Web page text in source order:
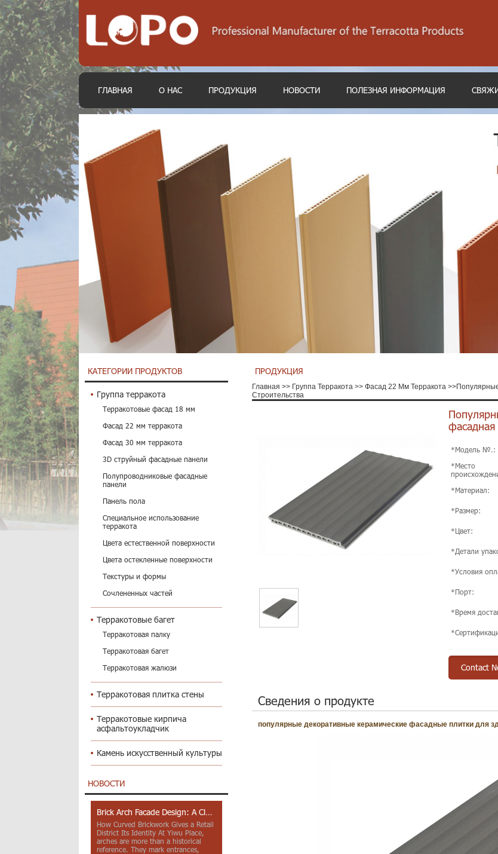
ГЛАВНАЯ О НАС ПРОДУКЦИЯ НОВОСТИ ПОЛЕЗНАЯ ИНФОРМАЦИЯ
КАТЕГОРИИ ПРОДУКТОВ
Группа терракота
Терракотовые фасад 18 мм
Фасад 22 мм терракота
Фасад 30 мм терракота
3D струйный фасадные панели
Полупроводниковые фасадные
панели
Панель пола
Специальное использование
терракота
Цвета естественной поверхности
Цвета остекленные поверхности
Текстуры и формы
Сочлененных частей
Терракотовые багет
Терракотовая палку
Терракотовая багет
Терракотовая жалюзи
Терракотовая плитка стены
Терракотовые кирпича
асфальтоукладчик
Камень искусственный культуры
НОВОСТИ
Brick Arch Facade Design: A Closer Look at Yiwu Place
How Curved Brickwork Gives a Retail
District Its Identity At Yiwu Place,
arches are more than a historical
reference. They mark entrances,
ПРОДУКЦИЯ
Главная >> Группа Терракота >> Фасад 22 Мм Терракота >>
Строительства
фасадная
*Модель №.:
*Место
*Материал:
*Размер:
*Цвет:
*Детали
*Условия
*Порт:
*Время
Contact
Сведения о продукте
популярные декоративные керамические фасадные плитки для